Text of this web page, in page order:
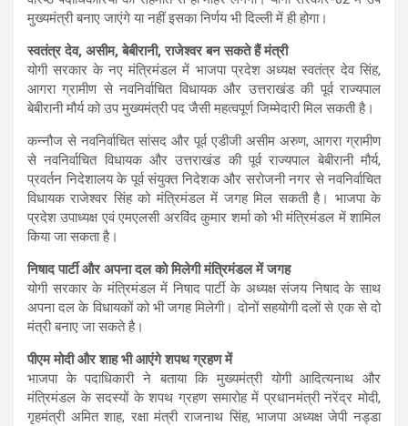
मुख्यमंत्री बनाए जाएंगे या नहीं इसका निर्णय भी दिल्ली में ही होगा।
स्वतंत्र देव, असीम, बेबीरानी, राजेश्वर बन सकते हैं मंत्री
योगी सरकार के नए मंत्रिमंडल में भाजपा प्रदेश अध्यक्ष स्वतंत्र देव सिंह,
आगरा ग्रामीण से नवनिर्वाचित विधायक और उत्तराखंड की पूर्व राज्यपाल
बेबीरानी मौर्य को उप मुख्यमंत्री पद जैसी महत्वपूर्ण जिम्मेदारी मिल सकती है।
कन्नौज से नवनिर्वाचित सांसद और पूर्व एडीजी असीम अरुण, आगरा ग्रामीण
से नवनिर्वाचित विधायक और उत्तराखंड की पूर्व राज्यपाल बेबीरानी मौर्य,
प्रवर्तन निदेशालय के पूर्व संयुक्त निदेशक और सरोजनी नगर से नवनिर्वाचित
विधायक राजेश्वर सिंह को मंत्रिमंडल में जगह मिल सकती है। भाजपा के
प्रदेश उपाध्यक्ष एवं एमएलसी अरविंद कुमार शर्मा को भी मंत्रिमंडल में शामिल
किया जा सकता है।
निषाद पार्टी और अपना दल को मिलेगी मंत्रिमंडल में जगह
योगी सरकार के मंत्रिमंडल में निषाद पार्टी के अध्यक्ष संजय निषाद के साथ
अपना दल के विधायकों को भी जगह मिलेगी। दोनों सहयोगी दलों से एक से दो
मंत्री बनाए जा सकते है।
पीएम मोदी और शाह भी आएंगे शपथ ग्रहण में
भाजपा के पदाधिकारी ने बताया कि मुख्यमंत्री योगी आदित्यनाथ और
मंत्रिमंडल के सदस्यों के शपथ ग्रहण समारोह में प्रधानमंत्री नरेंद्र मोदी,
गृहमंत्री अमित शाह, रक्षा मंत्री राजनाथ सिंह, भाजपा अध्यक्ष जेपी नड्डा